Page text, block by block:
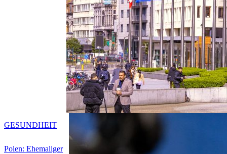
Polen: Ehemaliger
GESUNDHEIT